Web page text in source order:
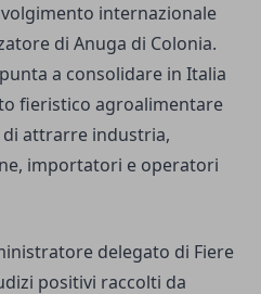
internazionale
di Anuga di Colonia.
a consolidare in Italia
fieristico agroalimentare
di attrarre industria,
importatori e operatori
delegato di Fiere
positivi raccolti da